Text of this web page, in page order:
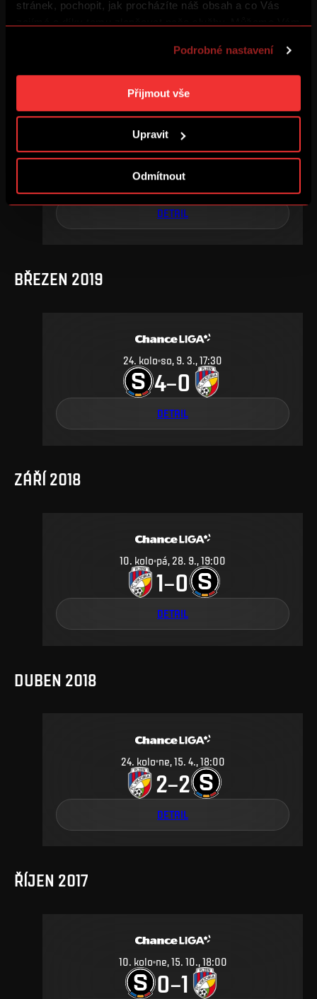
stránek, pochopit, jak procházíte náš obsah a co Vás
reklamu na základě Vašich preferencí. Jednotlivé
cookies a účely zpracování si můžete nastavit v
„Podrobném nastavení“. Nastavení cookies si můžete
kdykoliv změnit. Jak takovou úpravu provést a další
Podrobné nastavení
Přijmout vše
Upravit
Odmítnout
DETAIL
KVĚTEN 2019
3. kolo skupiny o titul st, 15. 5., 17:30
4–0
DETAIL
BŘEZEN 2019
24. kolo so, 9. 3., 17:30
4–0
DETAIL
ZÁŘÍ 2018
10. kolo pá, 28. 9., 19:00
1–0
DETAIL
DUBEN 2018
24. kolo ne, 15. 4., 18:00
2–2
DETAIL
ŘÍJEN 2017
10. kolo ne, 15. 10., 18:00
0–1